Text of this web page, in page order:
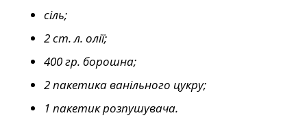
сіль;
2 ст. л. олії;
400 гр. борошна;
2 пакетика ванільного цукру;
1 пакетик розпушувача.